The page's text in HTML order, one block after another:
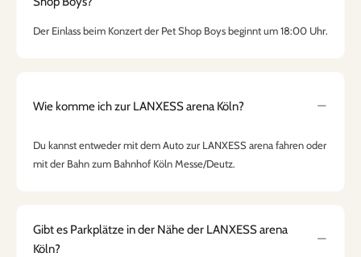
Der Einlass beim Konzert der Pet Shop Boys beginnt um 18:00 Uhr.
Wie komme ich zur LANXESS arena Köln?
Du kannst entweder mit dem Auto zur LANXESS arena fahren oder
mit der Bahn zum Bahnhof Köln Messe/Deutz.
Gibt es Parkplätze in der Nähe der LANXESS arena
Köln?